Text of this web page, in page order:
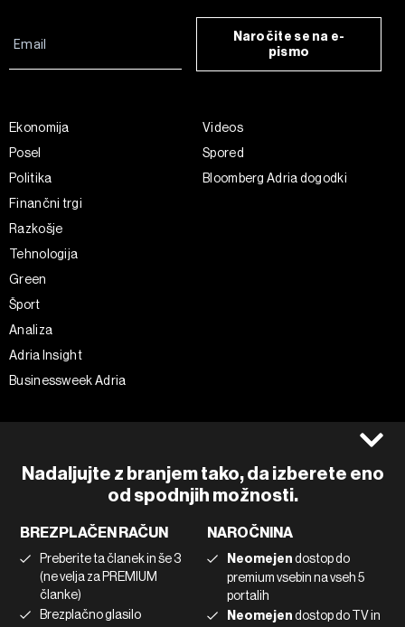
Nadaljujte z branjem tako, da izberete eno
od spodnjih možnosti.
BREZPLAČEN RAČUN
Preberite ta članek in še 3
(ne velja za PREMIUM
članke)
Brezplačno glasilo
NAROČNINA
Neomejendostop do
premium vsebin na vseh 5
portalih
Neomejendostop do TV in
Naročite se na e-
pismo
Ekonomija
Posel
Politika
Finančni trgi
Razkošje
Tehnologija
Green
Šport
Analiza
Adria Insight
Businessweek Adria
Videos
Spored
Bloomberg Adria dogodki
Piškotki
Marketing
Uporaba umetne inteligence
Instagram
Linkedin
Tiktok